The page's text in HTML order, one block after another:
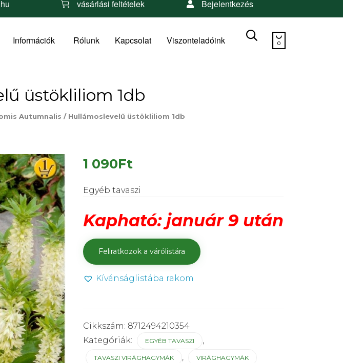
vásárlási feltételek Bejelentkezés
Skip
Információk Rólunk Kapcsolat Viszonteladóink  
0
üstökliliom 1db
Autumnalis / Hullámoslevelű üstökliliom 1db
1 090Ft
Egyéb tavaszi
Kapható: január 9 után
Kívánságlistába rakom
Cikkszám: 8712494210354
Kategóriák:
EGYÉB TAVASZI ,
TAVASZI VIRÁGHAGYMÁK , VIRÁGHAGYMÁK